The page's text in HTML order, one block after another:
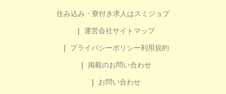
住み込み・寮付き求人はスミジョブ
運営会社サイトマップ
プライバシーポリシー利用規約
掲載のお問い合わせ
お問い合わせ